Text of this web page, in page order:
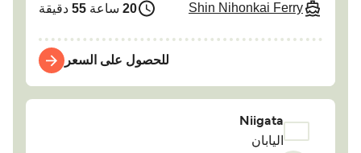
Shin Nihonkai Ferry
20ساعة55دقيقة
للحصول على السعر
Niigata
اليابان